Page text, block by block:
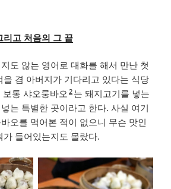
리고 처음의 그 끝
도 않는 영어로 대화를 해서 만난 첫
을 겸 아버지가 기다리고 있다는 식당
보통 샤오룽바오 2 는 돼지고기를 넣는
는 특별한 곳이라고 한다. 사실 여기
오를 먹어본 적이 없으니 무슨 맛인
가 들어있는지도 몰랐다.